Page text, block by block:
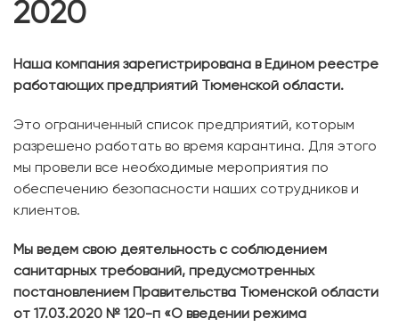
2020
Наша компания зарегистрирована в Едином реестре
работающих предприятий Тюменской области.
Это ограниченный список предприятий, которым
разрешено работать во время карантина. Для этого
мы провели все необходимые мероприятия по
обеспечению безопасности наших сотрудников и
клиентов.
Мы ведем свою деятельность с соблюдением
санитарных требований, предусмотренных
постановлением Правительства Тюменской области
от 17.03.2020 № 120-п «О введении режима